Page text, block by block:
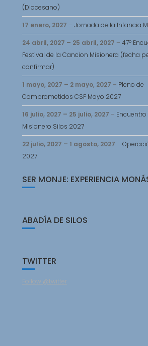
(Diocesano)
17 enero, 2027 – Jornada de la Infancia
24 abril, 2027 – 25 abril, 2027 – 47º
Festival de la Cancion Misionera (fecha
confirmar)
1 mayo, 2027 – 2 mayo, 2027 – Pleno de
Comprometidos CSF Mayo 2027
16 julio, 2027 – 25 julio, 2027 –
Misionero Silos 2027
22 julio, 2027 – 1 agosto, 2027 –
2027
SER MONJE: EXPERIENCIA
ABADÍA DE SILOS
TWITTER
Follow @twitter